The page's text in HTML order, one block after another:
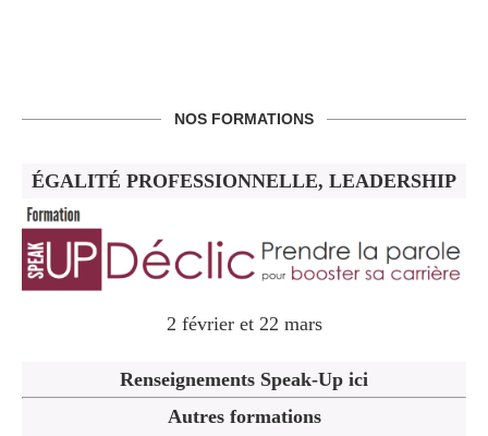
NOS FORMATIONS
ÉGALITÉ PROFESSIONNELLE, LEADERSHIP
2 février et 22 mars
Renseignements Speak-Up ici
Autres formations